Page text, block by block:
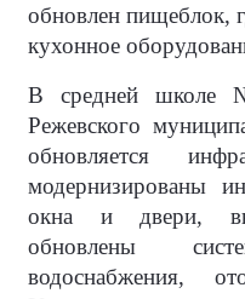
обновлен пищеблок,
кухонное
В средней школе
Режевского
обновляется
модернизированы
окна и двери,
обновлены
водоснабжения,